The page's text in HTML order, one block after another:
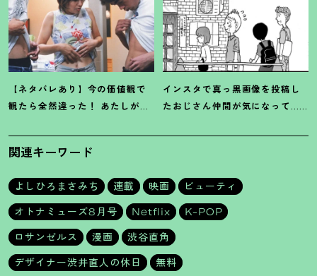
【ネタバレあり】今の価値観で
観たら全然違った ！ あたしが救
ター版
インスタで真っ黒画像を投稿し
たおじさん仲間が気になって…
の休日
関連キーワード
よしひろまさみち 連載 映画
ビューティ
オトナミューズ8月号
Netflix
K-POP
ロサンゼルス
漫画
渋谷直角
デザイナー渋井直人の休日
無料